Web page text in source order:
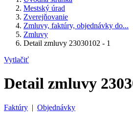
Mestský úrad
Zverejňovanie
Zmluvy, faktúry, objednávky do...
Zmluvy
Detail zmluvy 23030102 - 1
Vytlačiť
Detail zmluvy
Faktúry | Objednávky